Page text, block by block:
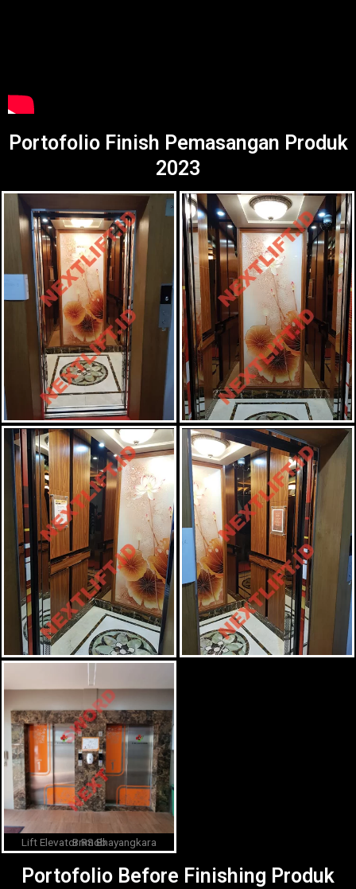
Portofolio Finish Pemasangan Produk
2023
Lift Elevator RS Bhayangkara Brimob
Portofolio Before Finishing Produk